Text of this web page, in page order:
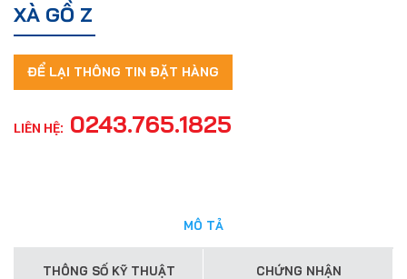
XÀ GỒ Z
ĐỂ LẠI THÔNG TIN ĐẶT HÀNG
LIÊN HỆ: 0243.765.1825
MÔ TẢ
THÔNG SỐ KỸ THUẬT CHỨNG NHẬN